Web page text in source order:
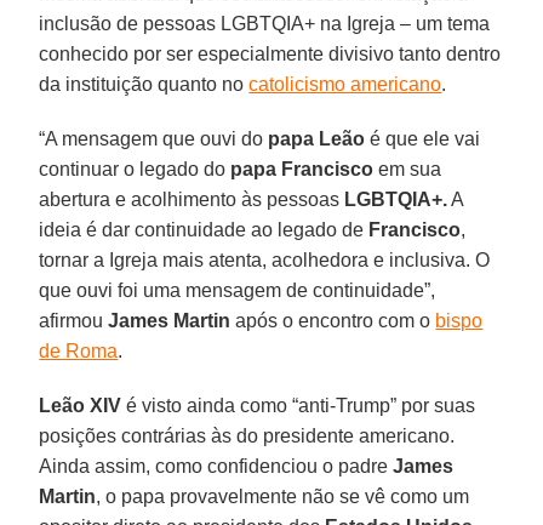
inclusão de pessoas LGBTQIA+ na Igreja – um tema
conhecido por ser especialmente divisivo tanto dentro
da instituição quanto nocatolicismo americano.
“A mensagem que ouvi do papa Leão é que ele vai
continuar o legado do papa Francisco em sua
abertura e acolhimento às pessoas LGBTQIA+.A
ideia é dar continuidade ao legado de Francisco,
tornar a Igreja mais atenta, acolhedora e inclusiva. O
que ouvi foi uma mensagem de continuidade”,
afirmouJames Martin após o encontro com o bispo
de Roma.
Leão XIV é visto ainda como “anti-Trump” por suas
posições contrárias às do presidente americano.
Ainda assim, como confidenciou o padreJames
Martin, o papa provavelmente não se vê como um